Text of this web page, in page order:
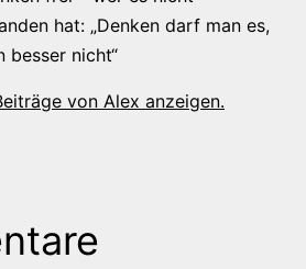
hat: „Denken darf man es,
besser nicht“
von Alex anzeigen.